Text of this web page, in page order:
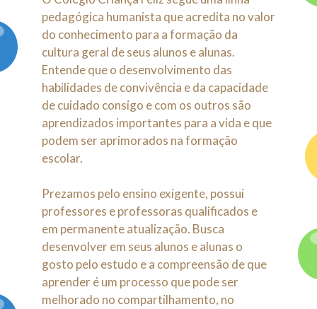
Contato
pedagógica humanista que acredita no valor
do conhecimento para a formação da
cultura geral de seus alunos e alunas.
Entende que o desenvolvimento das
habilidades de convivência e da capacidade
de cuidado consigo e com os outros são
aprendizados importantes para a vida e que
podem ser aprimorados na formação
escolar.
Prezamos pelo ensino exigente, possui
professores e professoras qualificados e
em permanente atualização. Busca
desenvolver em seus alunos e alunas o
gosto pelo estudo e a compreensão de que
aprender é um processo que pode ser
melhorado no compartilhamento, no